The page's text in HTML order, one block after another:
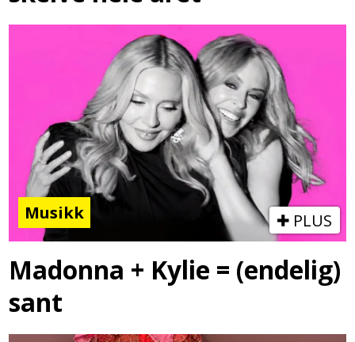
Musikk PLUS
Madonna + Kylie = (endelig)
sant